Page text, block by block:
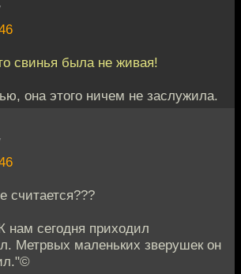
свинья была не живая!
она этого ничем не заслужила.
считается???
нам сегодня приходил
Метрвых маленьких зверушек он